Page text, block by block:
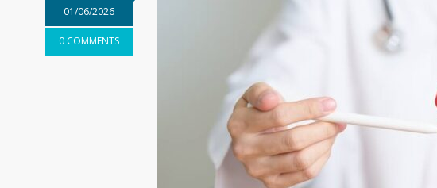
01/06/2026
0 COMMENTS